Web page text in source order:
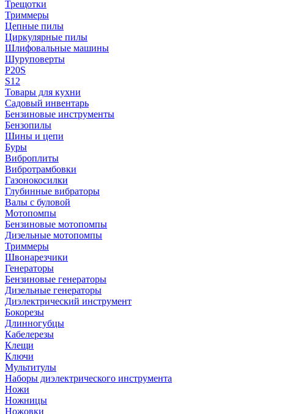
Трещотки
Триммеры
Цепные пилы
Циркулярные пилы
Шлифовальные машины
Шуруповерты
P20S
S12
Товары для кухни
Садовый инвентарь
Бензиновые инструменты
Бензопилы
Шины и цепи
Буры
Виброплиты
Вибротрамбовки
Газонокосилки
Глубинные вибраторы
Валы с буловой
Мотопомпы
Бензиновые мотопомпы
Дизельные мотопомпы
Триммеры
Швонарезчики
Генераторы
Бензиновые генераторы
Дизельные генераторы
Диэлектрический инструмент
Бокорезы
Длинногубцы
Кабелерезы
Клещи
Ключи
Мультитулы
Наборы диэлектрического инструмента
Ножи
Ножницы
Ножовки